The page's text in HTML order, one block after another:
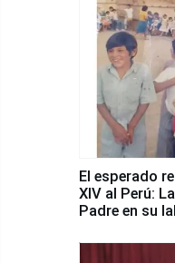
El esperado
XIV al Perú:
Padre en su